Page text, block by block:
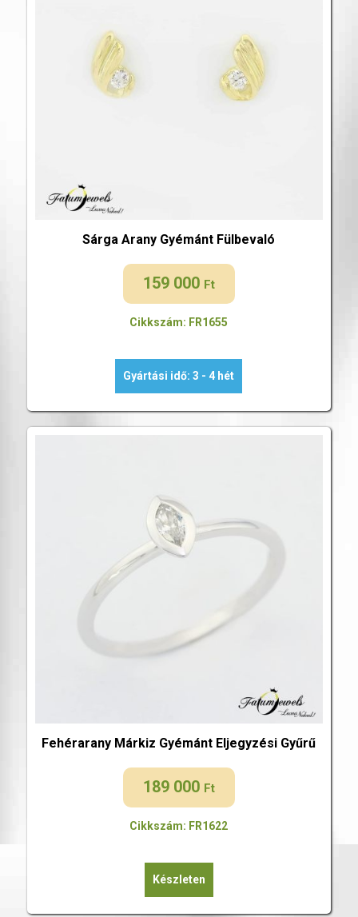
Sárga Arany Gyémánt Fülbevaló
159 000 Ft
Cikkszám: FR1655
Gyártási idő: 3 - 4 hét
Fehérarany Márkiz Gyémánt Eljegyzési Gyűrű
189 000 Ft
Cikkszám: FR1622
Készleten